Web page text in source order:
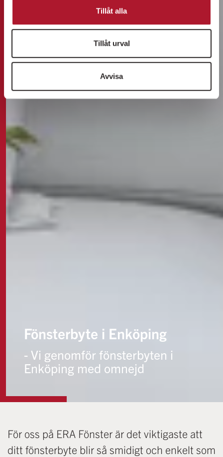
Tillåt alla
Tillåt urval
Avvisa
Fönsterbyte i Enköping
- Vi genomför fönsterbyten i
Enköping med omnejd
För oss på ERA Fönster är det viktigaste att
ditt fönsterbyte blir så smidigt och enkelt som